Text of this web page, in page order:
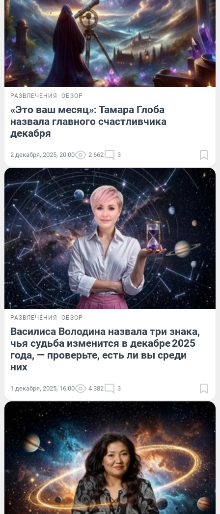
РАЗВЛЕЧЕНИЯ ОБЗОР
«Это ваш месяц»: Тамара Глоба
назвала главного счастливчика
декабря
2 декабря, 2025, 20:00 2 662 3
РАЗВЛЕЧЕНИЯ ОБЗОР
Василиса Володина назвала три знака,
чья судьба изменится в декабре 2025
года, — проверьте, есть ли вы среди
них
1 декабря, 2025, 16:00 4 382 3